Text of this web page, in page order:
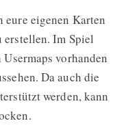
eigenen Karten
erstellen. Im Spiel
vorhanden
Da auch die
werden, kann